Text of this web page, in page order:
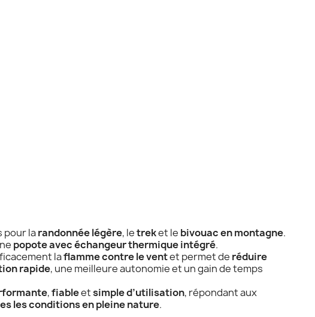
pour larandonnée légère, letreket le bivouac en montagne.
popote avec échangeur thermique intégré.
laflamme contre le ventet permet de réduire
rapide, une meilleure autonomie et un gain de temps
,fiableetsimple d’utilisation, répondant aux
les conditions en pleine nature.